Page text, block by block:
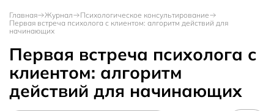
Главная Журнал
Психологическое консультирование
Первая встреча психолога с клиентом: алгоритм действий для
начинающих
Первая встреча психолога с
клиентом: алгоритм
действий для начинающих